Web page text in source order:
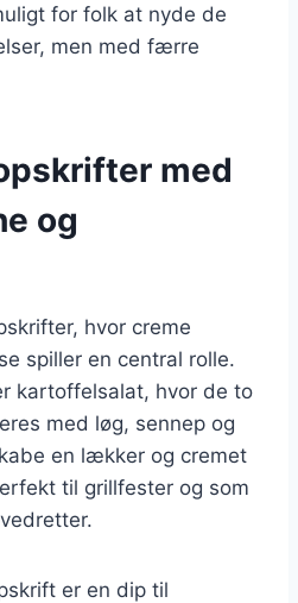
for folk at nyde de
men med færre
med
og
hvor creme
spiller en central rolle.
kartoffelsalat, hvor de to
med løg, sennep og
en lækker og cremet
til grillfester og som
er en dip til